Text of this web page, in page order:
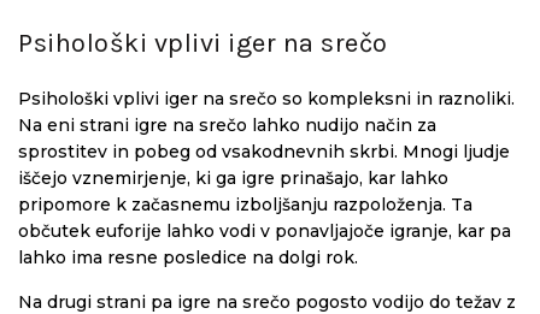
Psihološki vplivi iger na srečo
Psihološki vplivi iger na srečo so kompleksni in raznoliki.
Na eni strani igre na srečo lahko nudijo način za
sprostitev in pobeg od vsakodnevnih skrbi. Mnogi ljudje
iščejo vznemirjenje, ki ga igre prinašajo, kar lahko
pripomore k začasnemu izboljšanju razpoloženja. Ta
občutek euforije lahko vodi v ponavljajoče igranje, kar pa
lahko ima resne posledice na dolgi rok.
Na drugi strani pa igre na srečo pogosto vodijo do težav z